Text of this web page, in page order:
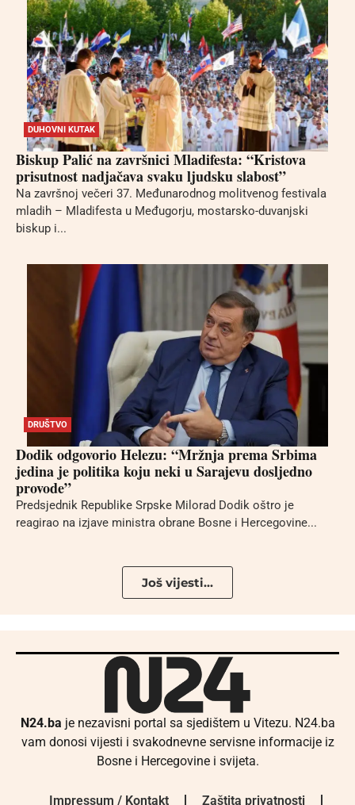
DUHOVNI KUTAK
Biskup Palić na završnici Mladifesta: “Kristova
prisutnost nadjačava svaku ljudsku slabost”
Na završnoj večeri 37. Međunarodnog molitvenog festivala
mladih – Mladifesta u Međugorju, mostarsko-duvanjski
biskup i...
DRUŠTVO
Dodik odgovorio Helezu: “Mržnja prema Srbima
jedina je politika koju neki u Sarajevu dosljedno
provode”
Predsjednik Republike Srpske Milorad Dodik oštro je
reagirao na izjave ministra obrane Bosne i Hercegovine...
Još vijesti...
N24.ba je nezavisni portal sa sjedištem u Vitezu. N24.ba
vam donosi vijesti i svakodnevne servisne informacije iz
Bosne i Hercegovine i svijeta.
Impressum / Kontakt Zaštita privatnosti